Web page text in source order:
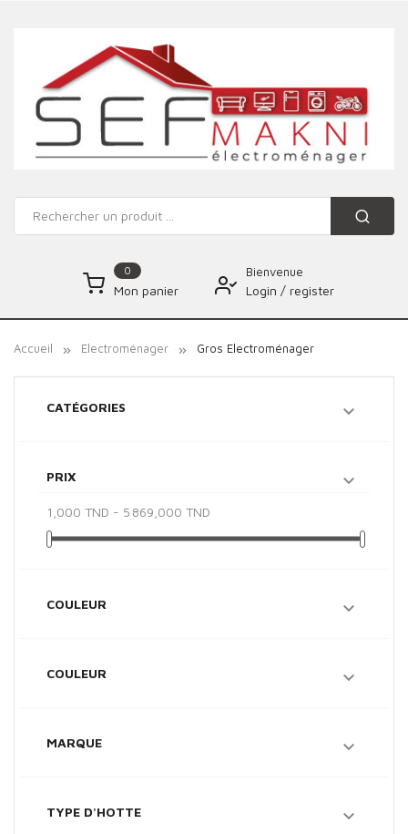
0
Mon panier
Bienvenue
Login / register
Accueil Electroménager Gros Electroménager
CATÉGORIES 
PRIX 
1,000 TND - 5 869,000 TND
COULEUR 
COULEUR 
MARQUE 
TYPE D'HOTTE 